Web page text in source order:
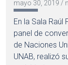
mayo 30, 2019 /
En la Sala Raúl
panel de
de Naciones
UNAB, realizó